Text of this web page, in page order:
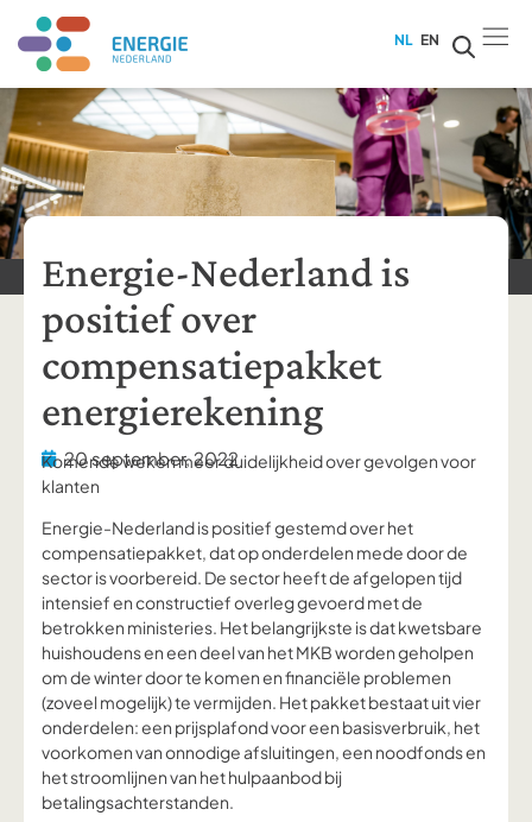
NL EN
Energie-Nederland is
positief over
compensatiepakket
energierekening
20 september, 2022
Komende weken meer duidelijkheid over gevolgen voor
klanten
Energie-Nederland is positief gestemd over het
compensatiepakket, dat op onderdelen mede door de
sector is voorbereid. De sector heeft de afgelopen tijd
intensief en constructief overleg gevoerd met de
betrokken ministeries. Het belangrijkste is dat kwetsbare
huishoudens en een deel van het MKB worden geholpen
om de winter door te komen en financiële problemen
(zoveel mogelijk) te vermijden. Het pakket bestaat uit vier
onderdelen: een prijsplafond voor een basisverbruik, het
voorkomen van onnodige afsluitingen, een noodfonds en
het stroomlijnen van het hulpaanbod bij
betalingsachterstanden.